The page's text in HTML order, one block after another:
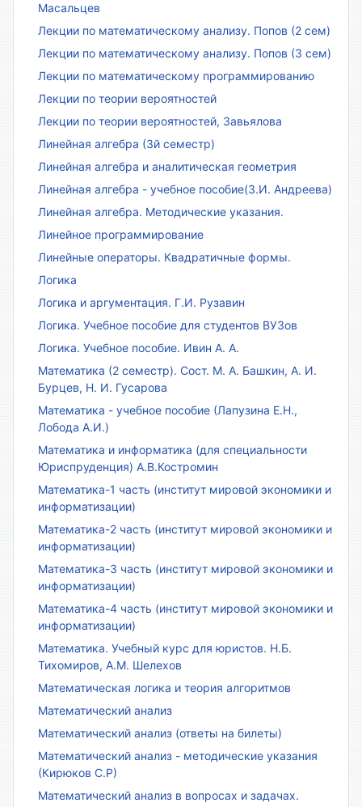
Масальцев
Лекции по математическому анализу. Попов (2 сем)
Лекции по математическому анализу. Попов (3 сем)
Лекции по математическому программированию
Лекции по теории вероятностей
Лекции по теории вероятностей, Завьялова
Линейная алгебра (3й семестр)
Линейная алгебра и аналитическая геометрия
Линейная алгебра - учебное пособие(З.И. Андреева)
Линейная алгебра. Методические указания.
Линейное программирование
Линейные операторы. Квадратичные формы.
Логика
Логика и аргументация. Г.И. Рузавин
Логика. Учебное пособие для студентов ВУЗов
Логика. Учебное пособие. Ивин А. А.
Математика (2 семестр). Сост. М. А. Башкин, А. И.
Бурцев, Н. И. Гусарова
Математика - учебное пособие (Лапузина Е.Н.,
Лобода А.И.)
Математика и информатика (для специальности
Юриспруденция) А.В.Костромин
Математика-1 часть (институт мировой экономики и
информатизации)
Математика-2 часть (институт мировой экономики и
информатизации)
Математика-3 часть (институт мировой экономики и
информатизации)
Математика-4 часть (институт мировой экономики и
информатизации)
Математика. Учебный курс для юристов. Н.Б.
Тихомиров, А.М. Шелехов
Математическая логика и теория алгоритмов
Математический анализ
Математический анализ (ответы на билеты)
Математический анализ - методические указания
(Кирюков С.Р)
Математический анализ в вопросах и задачах.